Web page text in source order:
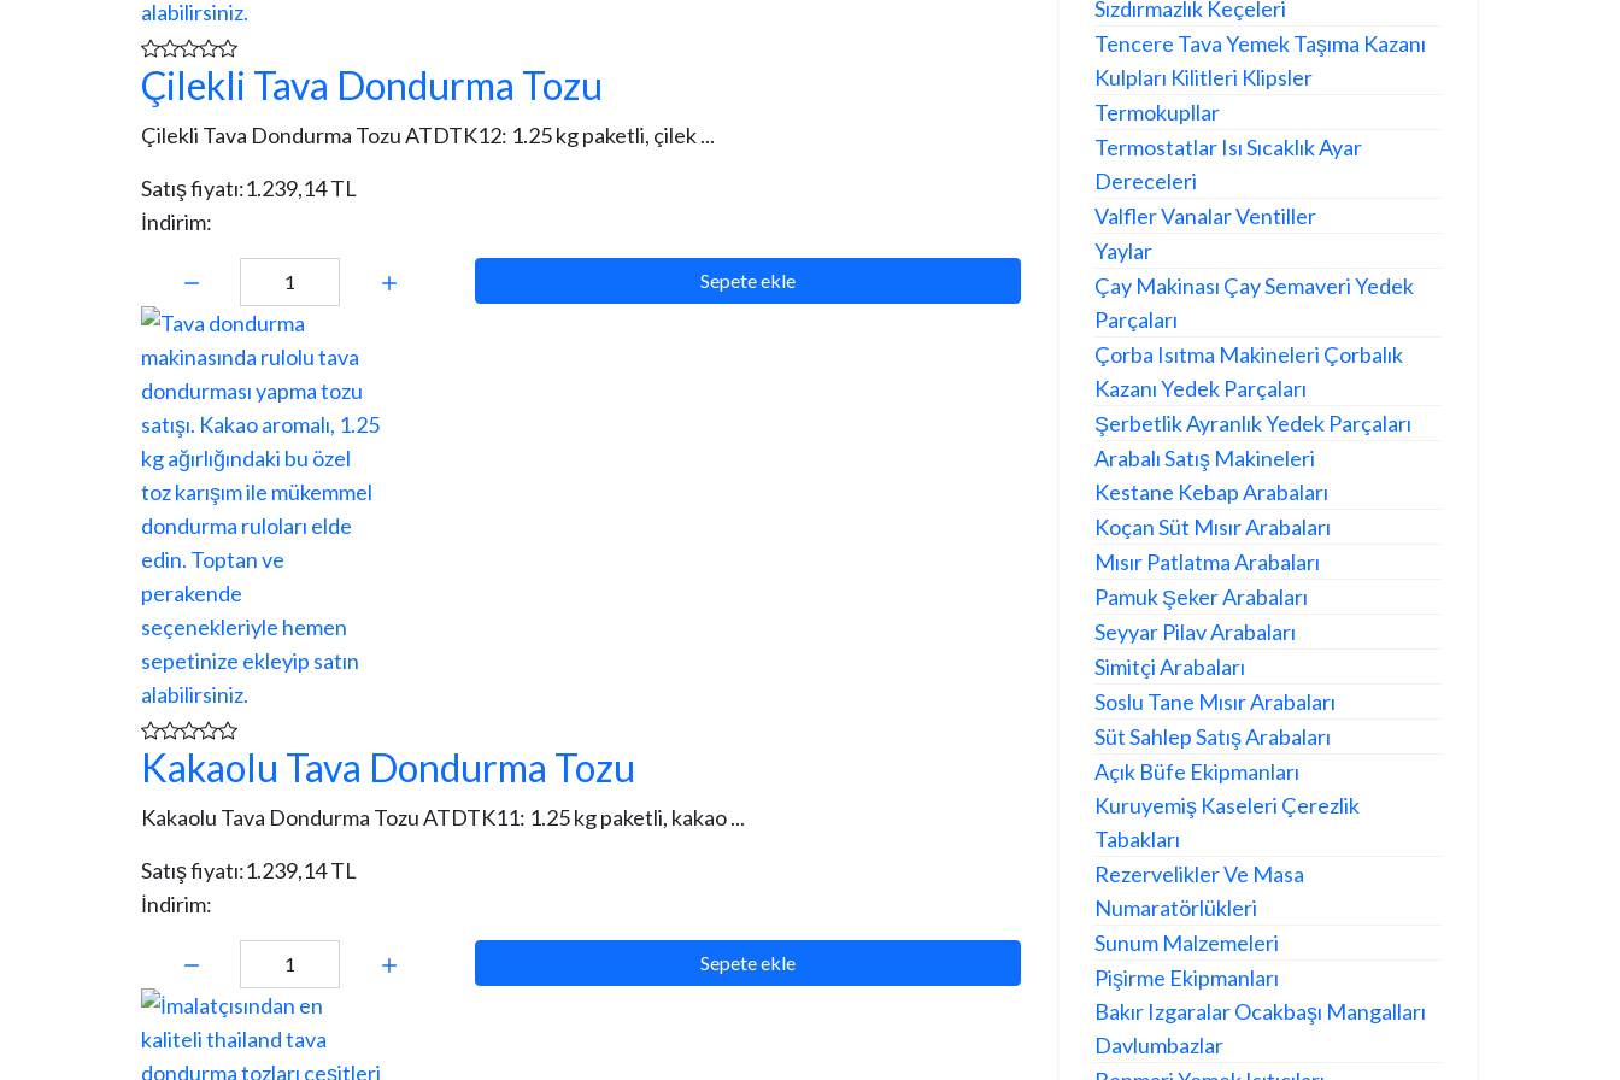
Çilekli Tava Dondurma Tozu
Çilekli Tava Dondurma Tozu ATDTK12: 1.25 kg paketli, çilek ...
Satış fiyatı:1.239,14 TL
İndirim:
Sepete ekle
Kakaolu Tava Dondurma Tozu
Kakaolu Tava Dondurma Tozu ATDTK11: 1.25 kg paketli, kakao ...
Satış fiyatı:1.239,14 TL
İndirim:
Sepete ekle
Sızdırmazlık Keçeleri
Tencere Tava Yemek Taşıma Kazanı
Kulpları Kilitleri Klipsler
Termokupllar
Termostatlar Isı Sıcaklık Ayar
Dereceleri
Valfler Vanalar Ventiller
Yaylar
Çay Makinası Çay Semaveri Yedek
Parçaları
Çorba Isıtma Makineleri Çorbalık
Kazanı Yedek Parçaları
Şerbetlik Ayranlık Yedek Parçaları
Arabalı Satış Makineleri
Kestane Kebap Arabaları
Koçan Süt Mısır Arabaları
Mısır Patlatma Arabaları
Pamuk Şeker Arabaları
Seyyar Pilav Arabaları
Simitçi Arabaları
Soslu Tane Mısır Arabaları
Süt Sahlep Satış Arabaları
Açık Büfe Ekipmanları
Kuruyemiş Kaseleri Çerezlik
Tabakları
Rezervelikler Ve Masa
Numaratörlükleri
Sunum Malzemeleri
Pişirme Ekipmanları
Bakır Izgaralar Ocakbaşı Mangalları
Davlumbazlar